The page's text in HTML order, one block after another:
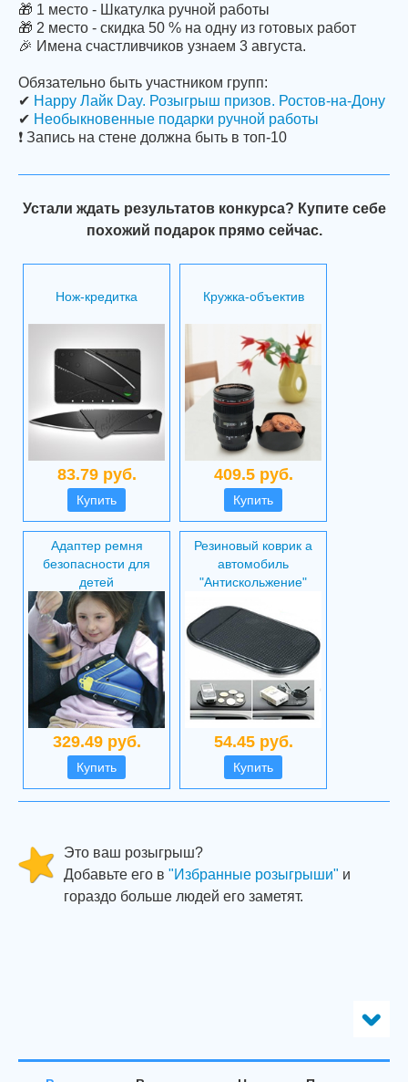
🎁 1 место - Шкатулка ручной работы
🎁 2 место - скидка 50 % на одну из готовых работ
🎉 Имена счастливчиков узнаем 3 августа.
Обязательно быть участником групп:
✔ Happy Лайк Day. Розыгрыш призов. Ростов-на-Дону
✔ Необыкновенные подарки ручной работы
❗ Запись на стене должна быть в топ-10
Устали ждать результатов конкурса? Купите себе
похожий подарок прямо сейчас.
Нож-кредитка
83.79 руб.
Купить
Кружка-объектив
409.5 руб.
Купить
Адаптер ремня
безопасности для
детей
329.49 руб.
Купить
Резиновый коврик а
автомобиль
"Антискольжение"
54.45 руб.
Купить
Это ваш розыгрыш?
Добавьте его в "Избранные розыгрыши" и
гораздо больше людей его заметят.